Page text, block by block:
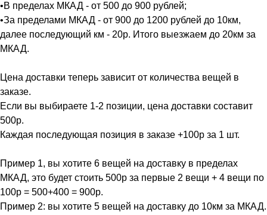
•В пределах МКАД - от 500 до 900 рублей;
•За пределами МКАД - от 900 до 1200 рублей до 10км,
далее последующий км - 20р. Итого выезжаем до 20км за
МКАД.
Цена доставки теперь зависит от количества вещей в
заказе.
Если вы выбираете 1-2 позиции, цена доставки составит
500р.
Каждая последующая позиция в заказе +100р за 1 шт.
Пример 1, вы хотите 6 вещей на доставку в пределах
МКАД, это будет стоить 500р за первые 2 вещи + 4 вещи по
100р = 500+400 = 900р.
Пример 2: вы хотите 5 вещей на доставку до 10км за МКАД.